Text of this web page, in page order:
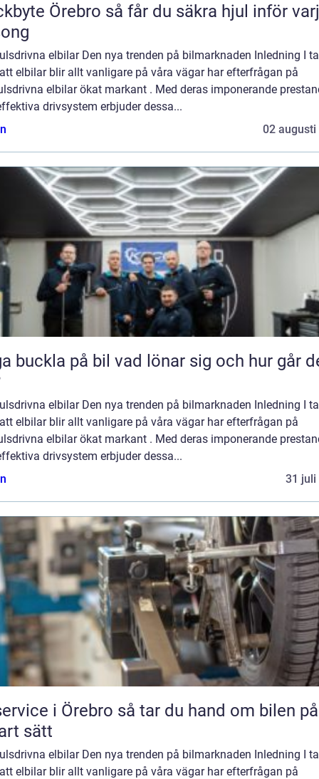
så får du säkra hjul inför varje
elbilar Den nya trenden på bilmarknaden Inledning I
elbilar blir allt vanligare på våra vägar har efterfrågan på
elbilar ökat markant . Med deras imponerande
drivsystem erbjuder dessa...
02 augusti
på bil vad lönar sig och hur går det
elbilar Den nya trenden på bilmarknaden Inledning I
elbilar blir allt vanligare på våra vägar har efterfrågan på
elbilar ökat markant . Med deras imponerande
drivsystem erbjuder dessa...
31 juli
Örebro så tar du hand om bilen på ett
sätt
elbilar Den nya trenden på bilmarknaden Inledning I
elbilar blir allt vanligare på våra vägar har efterfrågan på